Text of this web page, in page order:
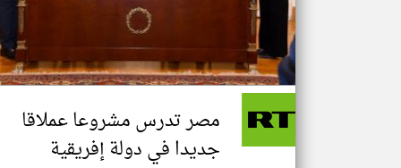
مصر تدرس مشروعا عملاقا
جديدا في دولة إفريقية